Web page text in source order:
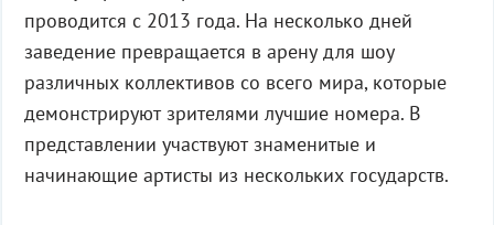
проводится с 2013 года. На несколько дней
заведение превращается в арену для шоу
различных коллективов со всего мира, которые
демонстрируют зрителями лучшие номера. В
представлении участвуют знаменитые и
начинающие артисты из нескольких государств.